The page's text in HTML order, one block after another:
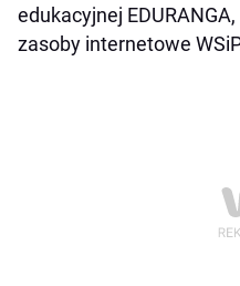
edukacyjnej
zasoby internetowe